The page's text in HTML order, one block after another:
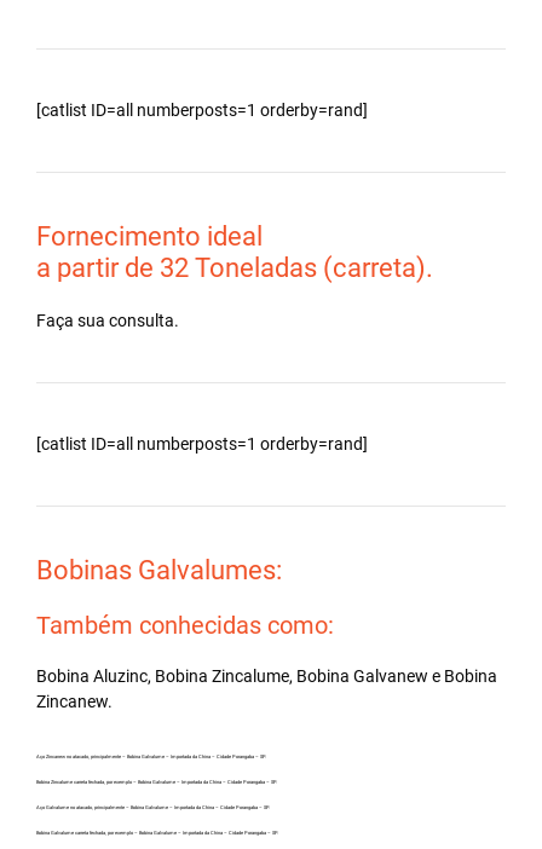
[catlist ID=all numberposts=1 orderby=rand]
Fornecimento ideal
a partir de 32 Toneladas (carreta).
Faça sua consulta.
[catlist ID=all numberposts=1 orderby=rand]
Bobinas Galvalumes:
Também conhecidas como:
Bobina Aluzinc, Bobina Zincalume, Bobina Galvanew e Bobina
Zincanew.
Aço Zincanew no atacado, principalmente – Bobina Galvalume – Importada da China – Cidade Porangaba – SP.
Bobina Zincalume carreta fechada, por exemplo – Bobina Galvalume – Importada da China – Cidade Porangaba – SP.
Aço Galvalume no atacado, principalmente – Bobina Galvalume – Importada da China – Cidade Porangaba – SP.
Bobina Galvalume carreta fechada, por exemplo – Bobina Galvalume – Importada da China – Cidade Porangaba – SP.